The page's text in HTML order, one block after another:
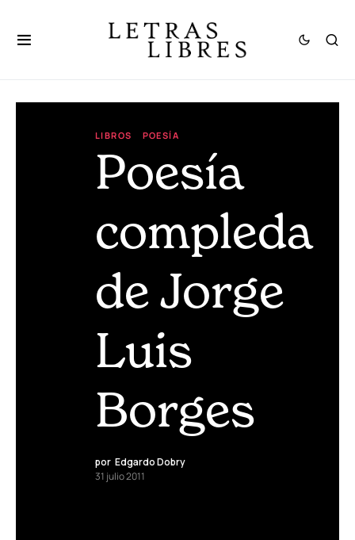
LIBROS POESÍA
Poesía
compleda
de Jorge
Luis
Borges
por Edgardo Dobry
31 julio 2011